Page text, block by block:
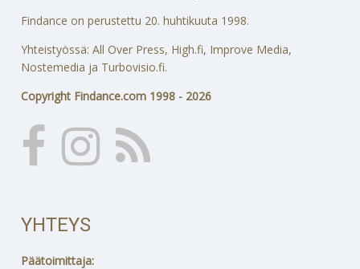
Findance on perustettu 20. huhtikuuta 1998.
Yhteistyössä: All Over Press, High.fi, Improve Media,
Nostemedia ja Turbovisio.fi.
Copyright Findance.com 1998 - 2026
YHTEYS
Päätoimittaja: